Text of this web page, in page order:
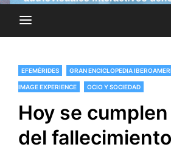
EFEMÉRIDES GRAN ENCICLOPEDIA
IMAGE EXPERIENCE OCIO Y SOCIEDAD
Hoy se
del